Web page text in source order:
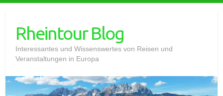
contentRheintour Blog
Interessantes und Wissenswertes von Reisen und
Veranstaltungen in Europa